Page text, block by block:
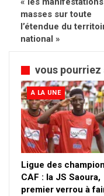
masses sur toute
l’étendue du
national »
vous pourriez
A LA UNE
Ligue des
CAF : la JS Saoura,
premier verrou à